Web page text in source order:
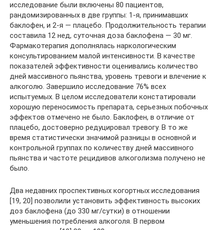
исследование были включены 80 пациентов,
рандомизированных в две группы: 1-я, принимавших
баклофен, и 2-я — плацебо. Продолжительность терапии
составила 12 нед, суточная доза баклофена — 30 мг.
Фармакотерапия дополнялась наркологическим
консультированием малой интенсивности. В качестве
показателей эффективности оценивались количество
дней массивного пьянства, уровень тревоги и влечение к
алкоголю. Завершило исследование 76% всех
испытуемых. В целом исследователи констатировали
хорошую переносимость препарата, серьезных побочных
эффектов отмечено не было. Баклофен, в отличие от
плацебо, достоверно редуцировал тревогу. В то же
время статистически значимой разницы в основной и
контрольной группах по количеству дней массивного
пьянства и частоте рецидивов алкоголизма получено не
было.
Два недавних проспективных когортных исследования
[19, 20] позволили установить эффективность высоких
доз баклофена (до 330 мг/сутки) в отношении
уменьшения потребления алкоголя. В первом